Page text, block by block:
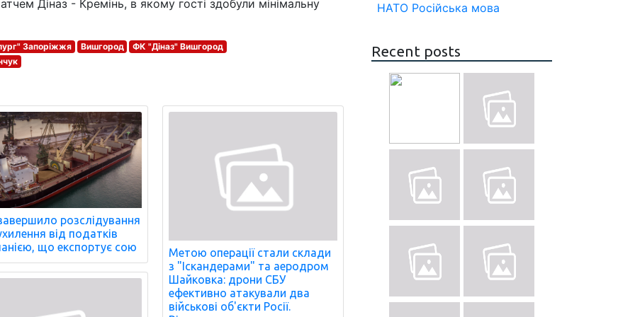
Діназ - Кремінь, в якому гості здобули мінімальну
Запоріжжя Вишгород
ФК "Діназ" Вишгород
розслідування
від податків
що експортує сою
Метою операції стали склади
з "Іскандерами" та аеродром
Шайковка: дрони СБУ
ефективно атакували два
військові об'єкти Росії.
НАТО Російська мова
Recent posts